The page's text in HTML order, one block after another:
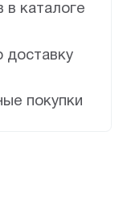
каталоге
покупки